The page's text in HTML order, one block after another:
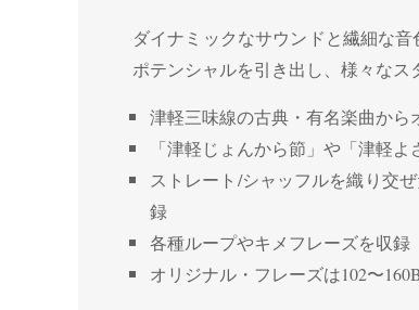
ダイナミックなサウンドと繊細な
ポテンシャルを引き出し、様々なス
津軽三味線の古典・有名楽曲か
「津軽じょんから節」や「津軽
ストレート/シャッフルを織り交
録
各種ループやキメフレーズを収録
オリジナル・フレーズは102〜